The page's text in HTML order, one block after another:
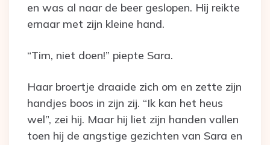
en was al naar de beer geslopen. Hij reikte
ernaar met zijn kleine hand.
“Tim, niet doen!” piepte Sara.
Haar broertje draaide zich om en zette zijn
handjes boos in zijn zij. “Ik kan het heus
wel”, zei hij. Maar hij liet zijn handen vallen
toen hij de angstige gezichten van Sara en